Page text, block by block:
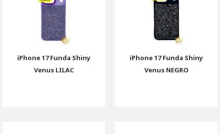
iPhone 17 Funda Shiny
Venus LILAC
iPhone 17 Funda Shiny
Venus NEGRO